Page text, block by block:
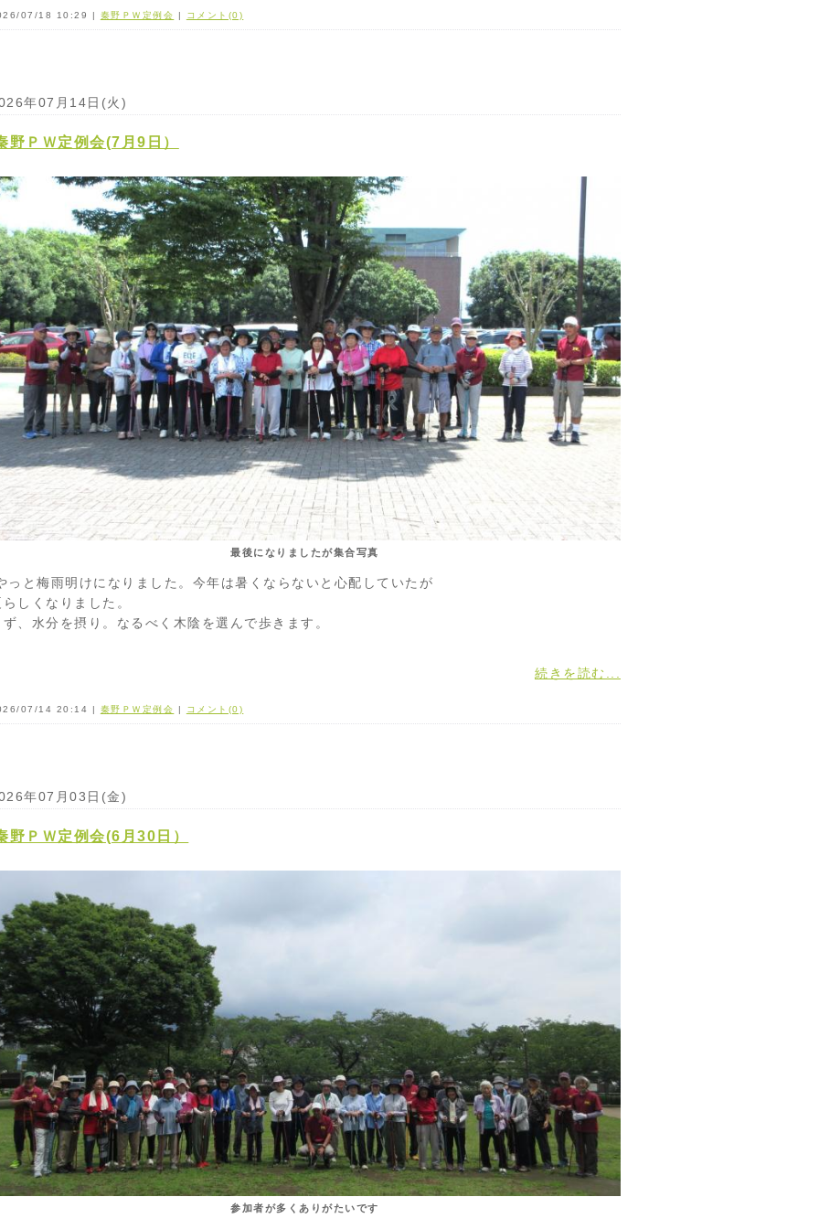
07/18 10:29 | 秦野ＰＷ定例会 | コメント(0)
年07月14日(火)
野ＰＷ定例会(7月9日）
最後になりましたが集合写真
っと梅雨明けになりました。今年は暑くならないと心配していたが
らしくなりました。
ず、水分を摂り。なるべく木陰を選んで歩きます。
続きを読む...
07/14 20:14 | 秦野ＰＷ定例会 | コメント(0)
年07月03日(金)
野ＰＷ定例会(6月30日）
参加者が多くありがたいです